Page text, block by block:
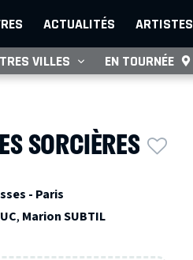
ACTUALITÉS ARTISTES
VILLES EN TOURNÉE
SORCIÈRES
- Paris
, Marion SUBTIL